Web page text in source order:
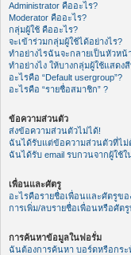
Administrator คืออะไร?
Moderator คืออะไร?
กลุ่มผู้ใช้ คืออะไร?
จะเข้าร่วมกลุ่มผู้ใช้ได้อย่างไร?
ทำอย่างไรฉันจะกลายเป็นหัวหน้
ทำอย่างไง ให้บางกลุ่มผู้ใช้แสดง
อะไรคือ “Default usergroup”?
อะไรคือ “รายชื่อสมาชิก” ?
ข้อความส่วนตัว
ส่งข้อความส่วนตัวไม่ได้!
ฉันได้รับแต่ข้อความส่วนตัวที่ไม่
ฉันได้รับ email รบกวนจากผู้ใช้
เพื่อนและศัตรู
อะไรคือรายชื่อเพื่อนและศัตรูข
การเพิ่ม/ลบรายชื่อเพื่อนหรือศัตรู
การค้นหาข้อมูลในฟอรั่ม
ฉันต้องการค้นหา บอร์ดหรือกระ